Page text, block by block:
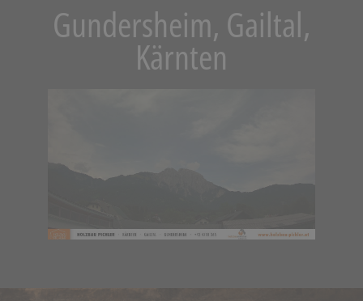
Gundersheim, Gailtal,
Kärnten